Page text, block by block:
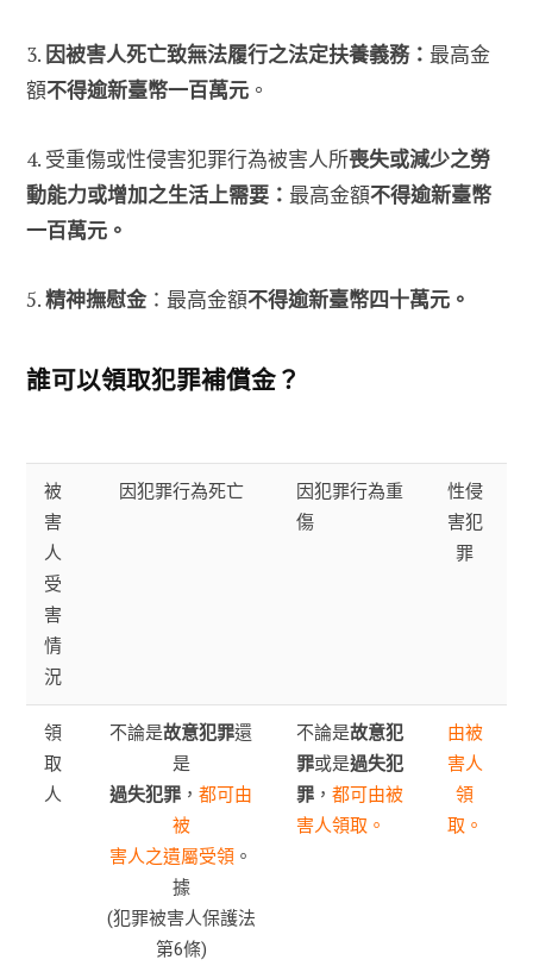
3. 因被害人死亡致無法履行之法定扶養義務： 最高金
額不得逾新臺幣一百萬元 。
4. 受重傷或性侵害犯罪行為被害人所喪失或減少之勞
動能力或增加之生活上需要： 最高金額不得逾新臺幣
一百萬元。
5.精神撫慰金：最高金額不得逾新臺幣四十萬元。
誰可以領取犯罪補償金 ？
被
害
人
受
害
情
況
因犯罪行為死亡
因犯罪行為重
傷
性侵
害犯
罪
領
取
人
不論是故意犯罪還
是
過失犯罪 ， 都可由
被
害人之遺屬受領 。
據
(犯罪被害人保護法
第6條)
不論是故意犯
罪或是過失犯
罪 ， 都可由被
害人領取。
由被
害人
領
取。